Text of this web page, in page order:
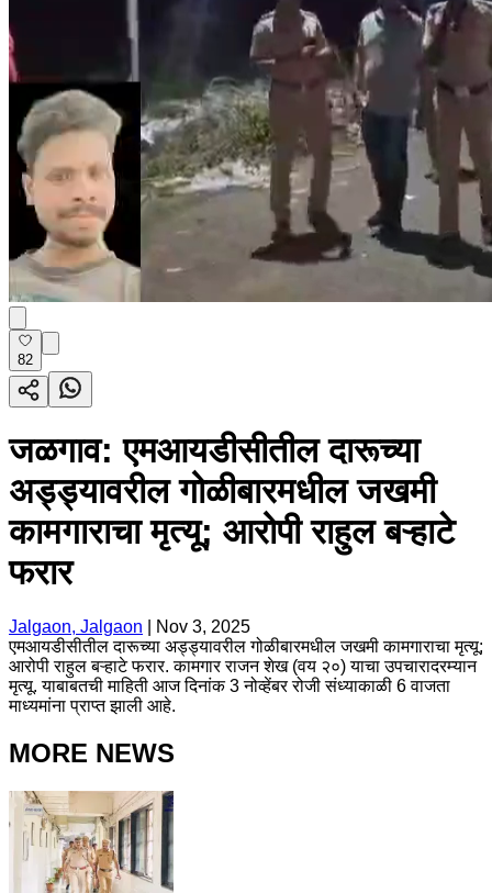
82
जळगाव: एमआयडीसीतील दारूच्या
अड्ड्यावरील गोळीबारमधील जखमी
कामगाराचा मृत्यू; आरोपी राहुल बऱ्हाटे
फरार
Jalgaon, Jalgaon
Nov 3, 2025
एमआयडीसीतील दारूच्या अड्ड्यावरील गोळीबारमधील जखमी कामगाराचा मृत्यू;
आरोपी राहुल बऱ्हाटे फरार. कामगार राजन शेख (वय २०) याचा उपचारादरम्यान
मृत्यू. याबाबतची माहिती आज दिनांक 3 नोव्हेंबर रोजी संध्याकाळी 6 वाजता
माध्यमांना प्राप्त झाली आहे.
MORE NEWS